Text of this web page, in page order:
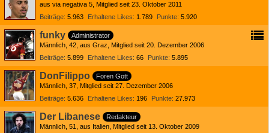
aus via negativa 5 Mitglied seit 23. Oktober 2011
Beiträge 5.963 Erhaltene Likes 1.789 Punkte 5.920
funky
Administrator
Männlich 42 aus Graz Mitglied seit 20. Dezember 2006
Beiträge 5.899 Erhaltene Likes 66 Punkte 5.895
DonFilippo
Foren Gott
Männlich 37 Mitglied seit 27. Dezember 2006
Beiträge 5.636 Erhaltene Likes 196 Punkte 27.973
Der Libanese
Redakteur
Männlich 51 aus Italien Mitglied seit 13. Oktober 2009